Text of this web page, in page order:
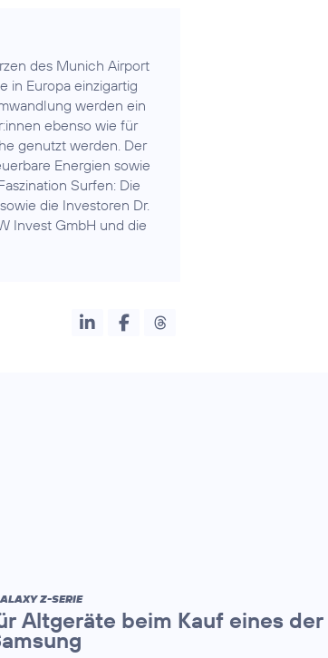
des Munich Airport
in Europa einzigartig
werden ein
ebenso wie für
genutzt werden. Der
Energien sowie
Surfen: Die
die Investoren Dr.
Invest GmbH und die
Z-SERIE
Altgeräte beim Kauf eines